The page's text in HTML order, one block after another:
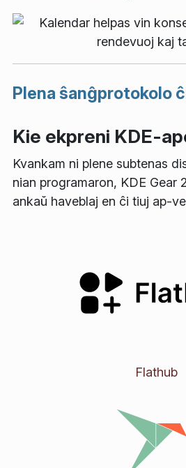
Plena ŝanĝprotokolo
Kie ekpreni KDE-
Kvankam ni plene subtenas
nian programaron, KDE Gear
ankaŭ haveblaj en ĉi tiuj ap-
Flathub